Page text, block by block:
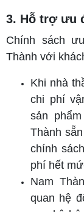
3. Hỗ trợ ưu
Chính sách
Thành với
Khi nhà
chi phí
sản
Thành
chính
phí hết
Nam
quan hệ